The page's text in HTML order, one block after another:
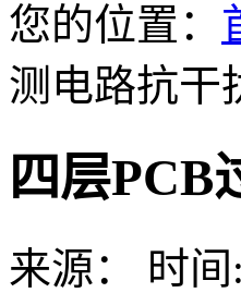
您的位置：
测电路抗干
四层PCB
来源：
时